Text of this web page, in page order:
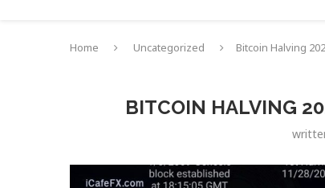
Home Uncategorized
Bitcoin Halving
BITCOIN HALVING